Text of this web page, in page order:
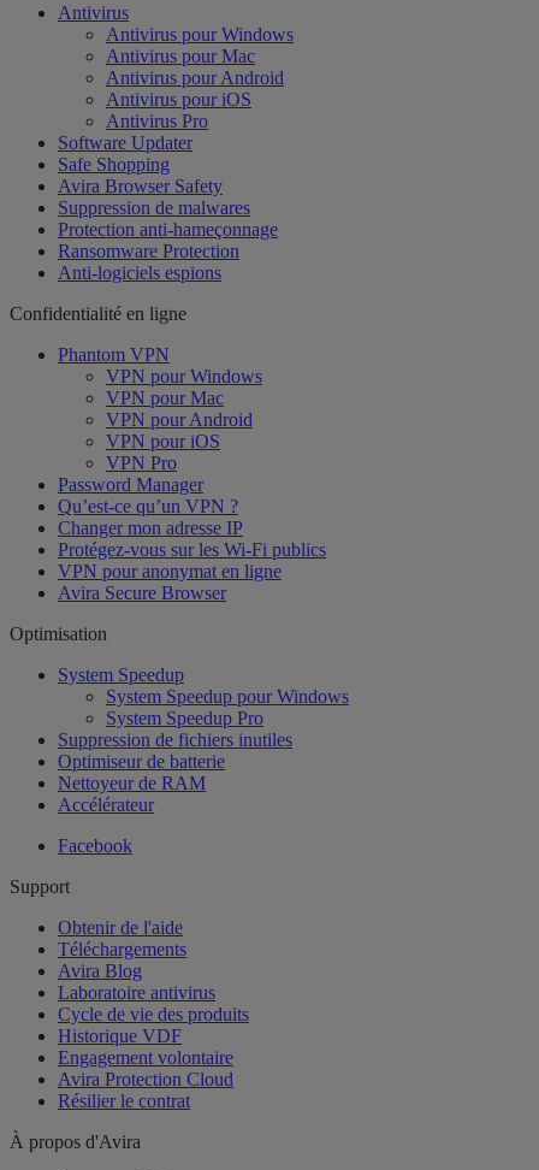
Antivirus
Antivirus pour Windows
Antivirus pour Mac
Antivirus pour Android
Antivirus pour iOS
Antivirus Pro
Software Updater
Safe Shopping
Avira Browser Safety
Suppression de malwares
Protection anti-hameçonnage
Ransomware Protection
Anti-logiciels espions
Confidentialité en ligne
Phantom VPN
VPN pour Windows
VPN pour Mac
VPN pour Android
VPN pour iOS
VPN Pro
Password Manager
Qu’est-ce qu’un VPN ?
Changer mon adresse IP
Protégez-vous sur les Wi-Fi publics
VPN pour anonymat en ligne
Avira Secure Browser
Optimisation
System Speedup
System Speedup pour Windows
System Speedup Pro
Suppression de fichiers inutiles
Optimiseur de batterie
Nettoyeur de RAM
Accélérateur
Facebook
Support
Obtenir de l'aide
Téléchargements
Avira Blog
Laboratoire antivirus
Cycle de vie des produits
Historique VDF
Engagement volontaire
Avira Protection Cloud
Résilier le contrat
À propos d'Avira